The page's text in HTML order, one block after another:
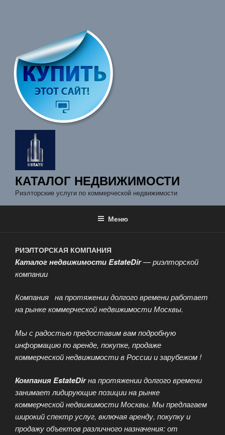
КАТАЛОГ НЕДВИЖИМОСТИ
Риэлторские услуги по коммерческой недвижимости
Меню
РИЭЛТОРСКАЯ КОМПАНИЯ
Каталог недвижимости EstateDir— риэлторской
компании
Компания на протяжении долгого времени работает
на рынке коммерческой недвижимости Москвы.
Мы с радостью предоставим вам подробную
информацию по аренде, покупке, продаже
коммерческой недвижимости в России и зарубежом !
Компания EstateDirна протяжении долгого времени
занимает лидирующие позиции на рынке
коммерческой недвижимости Москвы. Мы предлагаем
широкий спектр услуг, включая аренду, покупку и
продажу объектов различного назначения: от